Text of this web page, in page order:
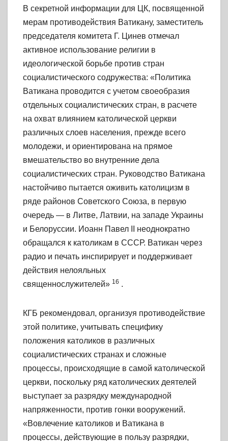
В секретной информации для ЦК, посвященной
мерам противодействия Ватикану, заместитель
председателя комитета Г. Цинев отмечал
активное использование религии в
идеологической борьбе против стран
социалистического содружества: «Политика
Ватикана проводится с учетом своеобразия
отдельных социалистических стран, в расчете
на охват влиянием католической церкви
различных слоев населения, прежде всего
молодежи, и ориентирована на прямое
вмешательство во внутренние дела
социалистических стран. Руководство Ватикана
настойчиво пытается оживить католицизм в
ряде районов Советского Союза, в первую
очередь — в Литве, Латвии, на западе Украины
и Белоруссии. Иоанн Павел II неоднократно
обращался к католикам в СССР. Ватикан через
радио и печать инспирирует и поддерживает
действия нелояльных
священнослужителей» 16 .
КГБ рекомендовал, организуя противодействие
этой политике, учитывать специфику
положения католиков в различных
социалистических странах и сложные
процессы, происходящие в самой католической
церкви, поскольку ряд католических деятелей
выступает за разрядку международной
напряженности, против гонки вооружений.
«Вовлечение католиков и Ватикана в
процессы, действующие в пользу разрядки,